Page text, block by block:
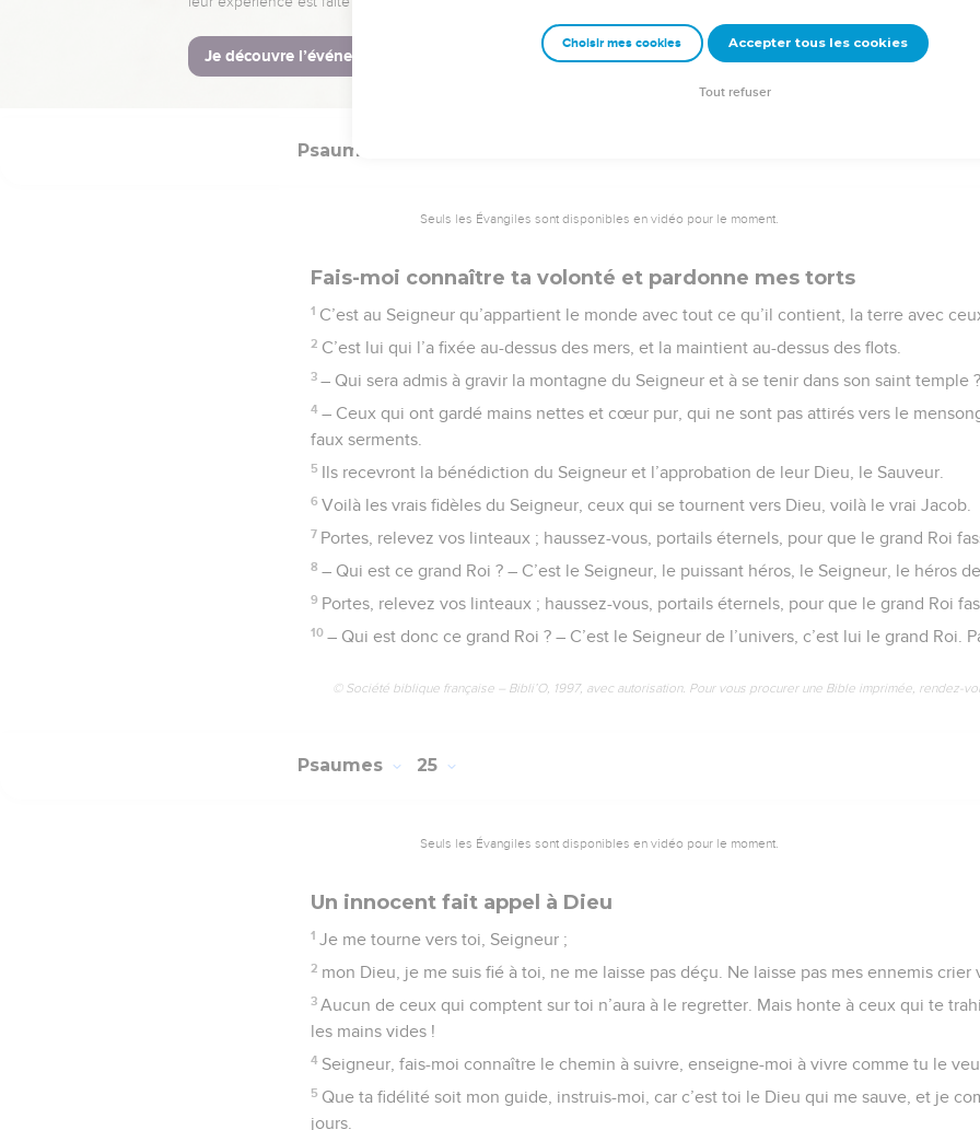
maison aussi longtemps que je vivrai.
© Société biblique française – Bibli’O, 1997, avec autorisation. Pour vous procurer une Bible imprimée, rendez-
Psaumes
Seuls les Évangiles sont disponibles en vidéo pour le moment.
Fais-moi connaître ta volonté et pardonne mes torts
1 C’est au Seigneur qu’appartient le monde avec tout ce qu’il contient, la terre avec
2 C’est lui qui l’a fixée au-dessus des mers, et la maintient au-dessus des flots.
3 – Qui sera admis à gravir la montagne du Seigneur et à se tenir dans son saint temple ?
4 – Ceux qui ont gardé mains nettes et cœur pur, qui ne sont pas attirés vers le
faux serments.
5 Ils recevront la bénédiction du Seigneur et l’approbation de leur Dieu, le Sauveur.
6 Voilà les vrais fidèles du Seigneur, ceux qui se tournent vers Dieu, voilà le vrai Jacob.
7 Portes, relevez vos linteaux ; haussez-vous, portails éternels, pour que le grand Roi
8 – Qui est ce grand Roi ? – C’est le Seigneur, le puissant héros, le Seigneur, le héros
9 Portes, relevez vos linteaux ; haussez-vous, portails éternels, pour que le grand Roi
10 – Qui est donc ce grand Roi ? – C’est le Seigneur de l’univers, c’est lui le grand Roi.
© Société biblique française – Bibli’O, 1997, avec autorisation. Pour vous procurer une Bible imprimée, rendez-
Psaumes 25
Seuls les Évangiles sont disponibles en vidéo pour le moment.
Un innocent fait appel à Dieu
1 Je me tourne vers toi, Seigneur ;
2 mon Dieu, je me suis fié à toi, ne me laisse pas déçu. Ne laisse pas mes ennemis crier
3 Aucun de ceux qui comptent sur toi n’aura à le regretter. Mais honte à ceux qui te
les mains vides !
4 Seigneur, fais-moi connaître le chemin à suivre, enseigne-moi à vivre comme tu le
5 Que ta fidélité soit mon guide, instruis-moi, car c’est toi le Dieu qui me sauve, et je
jours.
Choisir mes cookies Accepter tous les cookies
Tout refuser